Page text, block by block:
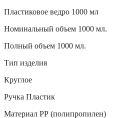
Пластиковое ведро 1000 мл
Номинальный объем 1000 мл.
Полный объем 1000 мл.
Тип изделия
Круглое
Ручка Пластик
Материал РР (полипропилен)